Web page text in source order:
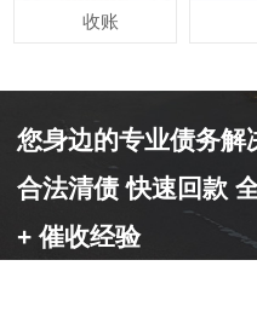
收账
您身边的专业债务解
合法清债 快速回款
+ 催收经验